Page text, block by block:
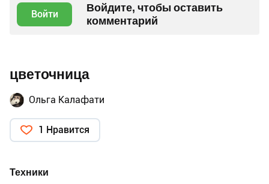
Войти
Войдите, чтобы оставить
комментарий
цветочница
Ольга Калафати
1 Нравится
Техники